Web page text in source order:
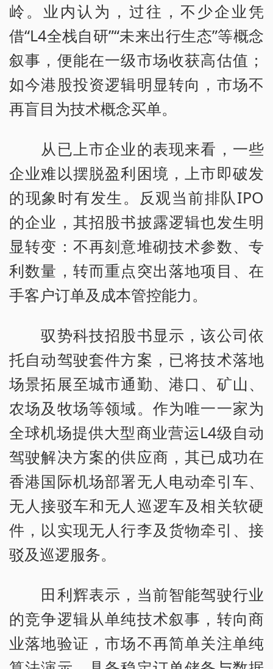
岭。业内认为，过往，不少企业凭
借“L4全栈自研”“未来出行生态”等概念
叙事，便能在一级市场收获高估值；
如今港股投资逻辑明显转向，市场不
再盲目为技术概念买单。
从已上市企业的表现来看，一些
企业难以摆脱盈利困境，上市即破发
的现象时有发生。反观当前排队IPO
的企业，其招股书披露逻辑也发生明
显转变：不再刻意堆砌技术参数、专
利数量，转而重点突出落地项目、在
手客户订单及成本管控能力。
驭势科技招股书显示，该公司依
托自动驾驶套件方案，已将技术落地
场景拓展至城市通勤、港口、矿山、
农场及牧场等领域。作为唯一一家为
全球机场提供大型商业营运L4级自动
驾驶解决方案的供应商，其已成功在
香港国际机场部署无人电动牵引车、
无人接驳车和无人巡逻车及相关软硬
件，以实现无人行李及货物牵引、接
驳及巡逻服务。
田利辉表示，当前智能驾驶行业
的竞争逻辑从单纯技术叙事，转向商
业落地验证，市场不再简单关注单纯